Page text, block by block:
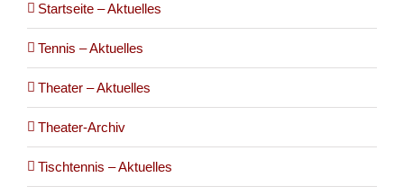
Startseite – Aktuelles
Tennis – Aktuelles
Theater – Aktuelles
Theater-Archiv
Tischtennis – Aktuelles